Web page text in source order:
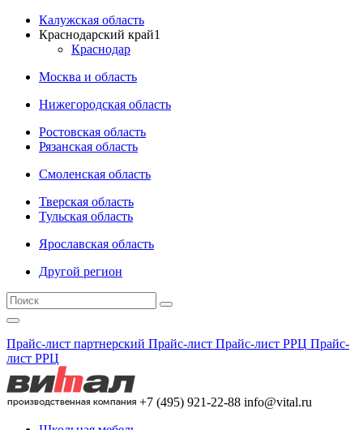
Калужская область
Краснодарский край1
Краснодар
Москва и область
Нижегородская область
Ростовская область
Рязанская область
Смоленская область
Тверская область
Тульская область
Ярославская область
Другой регион
Прайс-лист партнерский Прайс-лист Прайс-лист РРЦ Прайс-
лист РРЦ
+7 (495) 921-22-88 info@vital.ru